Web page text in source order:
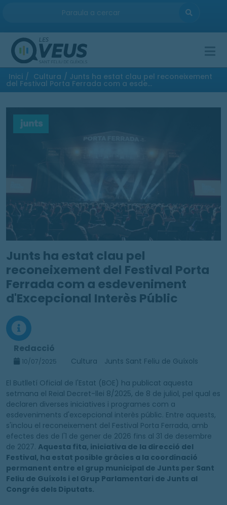
ENTRA
Inici / Cultura / Junts ha estat clau pel reconeixement
del Festival Porta Ferrada com a esde...
Junts ha estat clau pel
reconeixement del Festival Porta
Ferrada com a esdeveniment
d'Excepcional Interès Públic
Redacció
10/07/2025 Cultura Junts Sant Feliu de Guíxols
El Butlletí Oficial de l'Estat (BOE) ha publicat aquesta
setmana el Reial Decret-llei 8/2025, de 8 de juliol, pel qual es
declaren diverses iniciatives i programes com a
esdeveniments d'excepcional interès públic. Entre aquests,
s'inclou el reconeixement del Festival Porta Ferrada, amb
efectes des de l'1 de gener de 2026 fins al 31 de desembre
de 2027. Aquesta fita, iniciativa de la direcció del
Festival, ha estat posible gràcies a la coordinació
permanent entre el grup municipal de Junts per Sant
Feliu de Guíxols i el Grup Parlamentari de Junts al
Congrés dels Diputats.